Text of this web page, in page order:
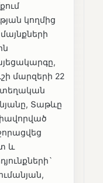
կողմից
մարզերի 22
տեղական
Տաթևը
և